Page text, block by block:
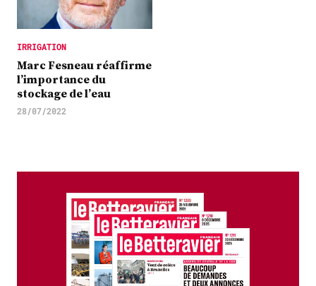
IRRIGATION
Marc Fesneau réaffirme
l’importance du
stockage de l’eau
28/07/2022